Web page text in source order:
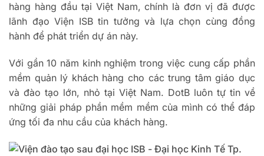
hàng hàng đầu tại Việt Nam, chính là đơn vị đã được
lãnh đạo Viện ISB tin tưởng và lựa chọn cùng đồng
hành để phát triển dự án này.
Với gần 10 năm kinh nghiệm trong việc cung cấp phần
mềm quản lý khách hàng cho các trung tâm giáo dục
và đào tạo lớn, nhỏ tại Việt Nam. DotB luôn tự tin về
những giải pháp phần mềm mềm của mình có thể đáp
ứng tối đa nhu cầu của khách hàng.